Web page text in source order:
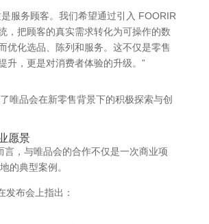
服务顾客。我们希望通过引入 FOORIR
，把顾客的真实需求转化为可操作的数
优化选品、陈列和服务。这不仅是零售
升，更是对消费者体验的升级。”
唯品会在新零售背景下的积极探索与创
愿景
言，与唯品会的合作不仅是一次商业项
的典型案例。
发布会上指出：